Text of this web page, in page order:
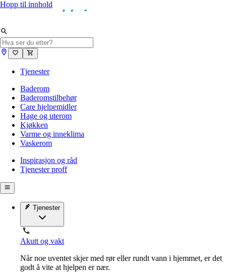
Hopp til innhold
Tjenester
Baderom
Baderomstilbehør
Care hjelpemidler
Hage og uterom
Kjøkken
Varme og inneklima
Vaskerom
Inspirasjon og råd
Tjenester proff
Tjenester
Akutt og vakt
Når noe uventet skjer med rør eller rundt vann i hjemmet, er det
godt å vite at hjelpen er nær.